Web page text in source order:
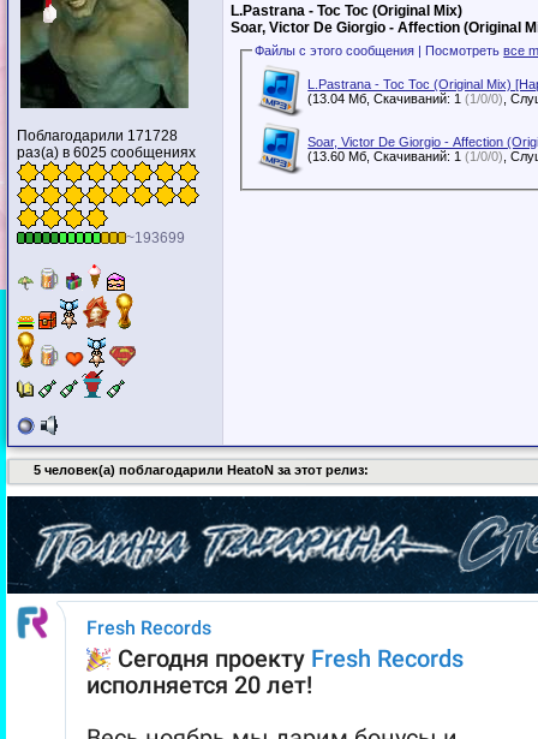
Поблагодарили 171728
раз(а) в 6025 сообщениях
~193699
L.Pastrana - Toc Toc (Original Mix)
Soar, Victor De Giorgio - Affection (Original
Файлы с этого сообщения | Посмотретьвсе
L.Pastrana - Toc Toc (Original Mix)
(13.04 Мб, Скачиваний: 1(1/0/0)
Soar, Victor De Giorgio - Affection
(13.60 Мб, Скачиваний: 1(1/0/0)
5 человек(а) поблагодарили HeatoN за этот релиз: